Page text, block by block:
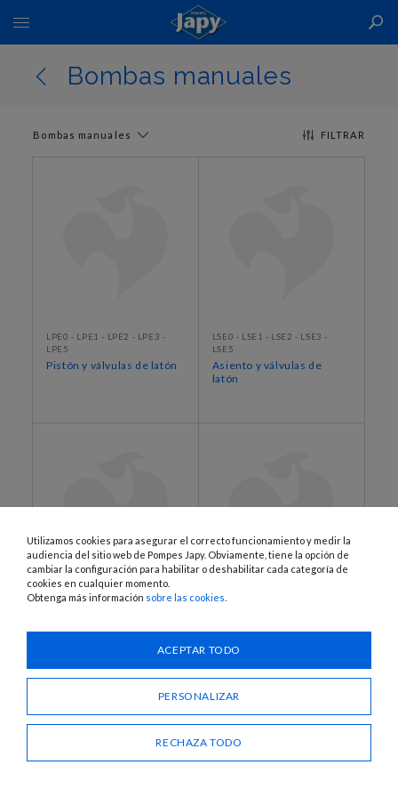
Toggle
Nav
Bombas manuales
FILTRAR
Bombas manuales
LPE0 - LPE1 - LPE2 - LPE3 -
LPE5
Pistón y válvulas de latón
LSE0 - LSE1 - LSE2 - LSE3 -
LSE5
Asiento y válvulas de
latón
ZPE1 - ZPE2 ZSE1 - ZSE2
zamak
Utilizamos cookies para asegurar el correcto funcionamiento y medir la
audiencia del sitio web de Pompes Japy. Obviamente, tiene la opción de
cambiar la configuración para habilitar o deshabilitar cada categoría de
cookies en cualquier momento.
Obtenga más información sobre las cookies
ACEPTAR TODO
PERSONALIZAR
RECHAZA TODO